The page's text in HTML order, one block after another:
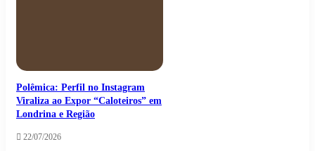
Polêmica: Perfil no Instagram
Viraliza ao Expor “Caloteiros” em
Londrina e Região
22/07/2026